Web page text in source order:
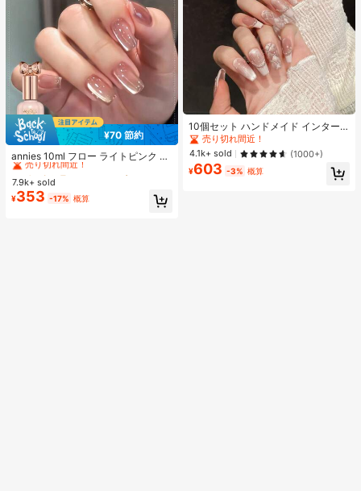
¥70 節約
annies 10ml フロー ライトピンク キ
ャットアイ ジェルネイルポリッシュ
ウルトラシャイン UVジェル ミラー
グラス キャットマグネットジェル ワ
ニス ネイルサプライ
#1 ベストセラー
に アニーズ ジェルネイルポリッシュ
売り切れ間近！
#1 ベストセラー
売り切れ間近！
#1 ベストセラー
売り切れ間近！
#1 ベストセラー
に アニーズ ジェルネイルポリッシュ
7.9k+ sold
¥353 -17% 概算
10個セット ハンドメイド インター
ネットセレブリティ優しいラインス
トーンラティスフレンチフォークフ
ァックスパールピンクキャットアイ
ボウ偽ネイル プレスオンネイル ネイ
ルサプライ ハンドメイドプレスオン
売り切れ間近！
4.1k+ sold
(1000+)
¥603 -3% 概算